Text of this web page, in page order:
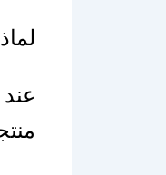
عند